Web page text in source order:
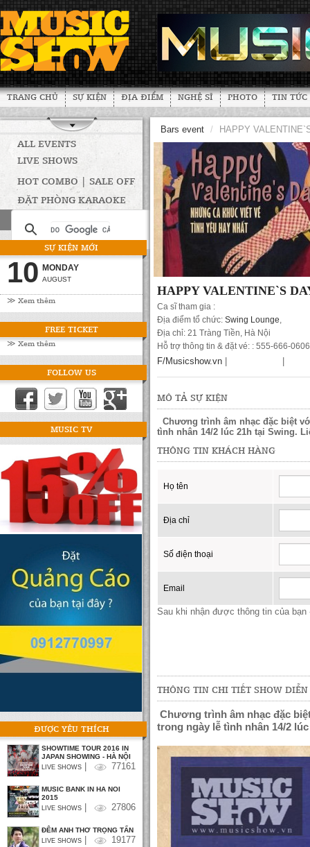
TRANG CHỦ SỰ KIỆN ĐỊA ĐIỂM NGHỆ SĨ PHOTO TIN TỨC
ALL EVENTS
LIVE SHOWS
HOT COMBO | SALE OFF
ĐẶT PHÒNG KARAOKE
SỰ KIỆN MỚI
10 MONDAY
AUGUST
≫ Xem thêm
FREE TICKET
≫ Xem thêm
FOLLOW US
MUSIC TV
ĐƯỢC YÊU THÍCH
SHOWTIME TOUR 2016 IN
JAPAN SHOWING - HÀ NỘI
LIVE SHOWS 77161
MUSIC BANK IN HA NOI
2015
LIVE SHOWS 27806
ĐÊM ANH THƠ TRỌNG TẤN
LIVE SHOWS 19177
Bars event / HAPPY
HAPPY VALENTINE`S
Ca sĩ tham gia :
Địa điểm tổ chức: Swing Lounge,
Địa chỉ: 21 Tràng Tiền, Hà Nội
Hỗ trợ thông tin & đặt vé: : 555-666-0606
F/Musicshow.vn
MÔ TẢ SỰ KIỆN
Chương trình âm nhạc đặc biệt
tình nhân 14/2 lúc 21h tại Swing.
THÔNG TIN KHÁCH HÀNG
Họ tên
Địa chỉ
Số điện thoại
Email
Sau khi nhận được thông tin của
THÔNG TIN CHI TIẾT SHOW DIỄN
Chương trình âm nhạc đặc
trong ngày lễ tình nhân 14/2